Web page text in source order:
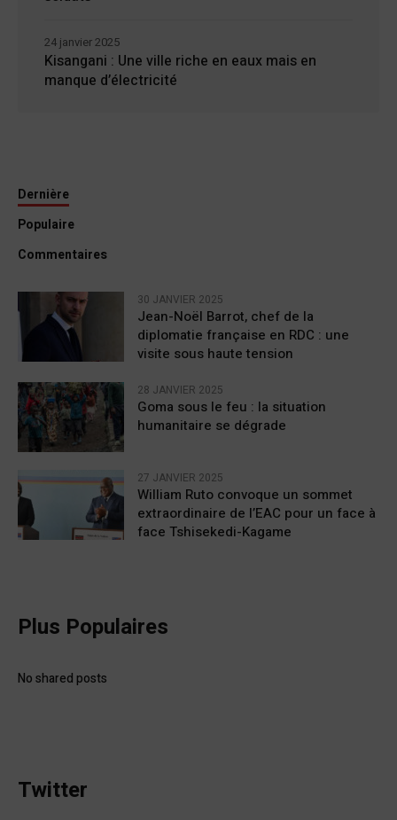
Kisangani : Une ville riche en eaux mais en
manque d’électricité
24 janvier 2025
Dernière
Populaire
Commentaires
30 JANVIER 2025
Jean-Noël Barrot, chef de la
diplomatie française en RDC : une
visite sous haute tension
28 JANVIER 2025
Goma sous le feu : la situation
humanitaire se dégrade
27 JANVIER 2025
William Ruto convoque un sommet
extraordinaire de l’EAC pour un face à
face Tshisekedi-Kagame
Plus Populaires
No shared posts
Twitter